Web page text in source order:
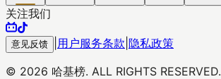
关注我们
意见反馈 用户服务条款 隐私政策
© 2026 哈基榜. ALL RIGHTS RESERVED.